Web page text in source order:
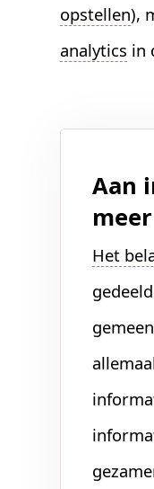
opstellen),
analytics in
Aan
meer
Het